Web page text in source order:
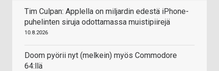
Tim Culpan: Applella on miljardin edestä iPhone-
puhelinten siruja odottamassa muistipiirejä
10.8.2026
Doom pyörii nyt (melkein) myös Commodore
64:llä